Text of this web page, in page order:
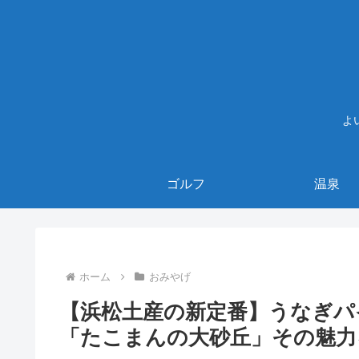
よ
ゴルフ 温泉
ホーム おみやげ
【浜松土産の新定番】うなぎ
「たこまんの大砂丘」その魅